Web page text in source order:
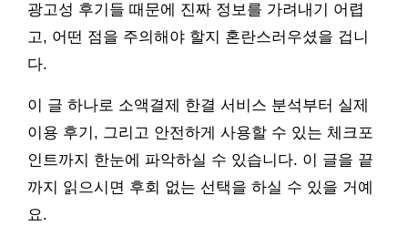
광고성 후기들 때문에 진짜 정보를 가려내기 어렵
고, 어떤 점을 주의해야 할지 혼란스러우셨을 겁니
다.
이 글 하나로 소액결제 한결 서비스 분석부터 실제
이용 후기, 그리고 안전하게 사용할 수 있는 체크포
인트까지 한눈에 파악하실 수 있습니다. 이 글을 끝
까지 읽으시면 후회 없는 선택을 하실 수 있을 거예
요.